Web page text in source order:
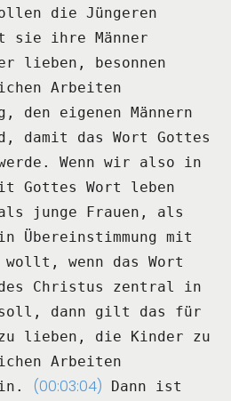
die Jüngeren
sie ihre Männer
lieben, besonnen
Arbeiten
den eigenen Männern
damit das Wort Gottes
Wenn wir also in
Gottes Wort leben
junge Frauen,
als
Übereinstimmung mit
wenn das Wort
Christus zentral in
soll, dann gilt das für
lieben, die Kinder zu
Arbeiten
(00:03:04)
Dann ist